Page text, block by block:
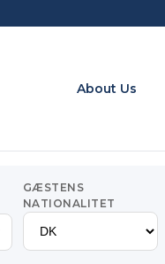
About Us
GÆSTENS
NATIONALITET